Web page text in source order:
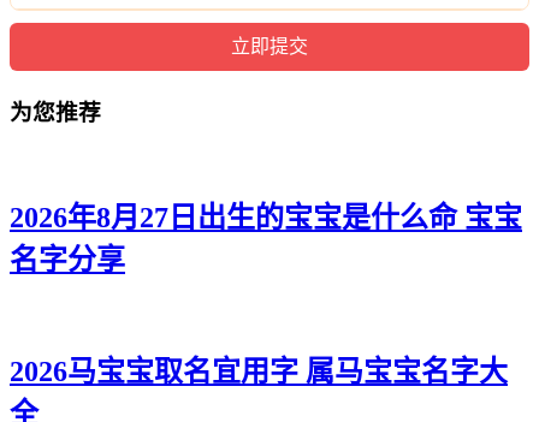
聂伟梓、聂曜旭、聂曜宸、聂寅辉、聂译旭、聂旻弘、聂俊
彦、聂庚振、聂桦绍、聂言冰、聂晨迪、聂紫源、聂旭俊、聂
聂世本、聂凯道、聂建泽、聂郎云、聂旭威、聂旭迅、聂旻
为您推荐
2026年8月27日出生的宝宝是什么命 宝宝
名字分享
2026马宝宝取名宜用字 属马宝宝名字大
全